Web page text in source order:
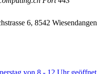
6, 8542 Wiesendangen
von 8 - 12 Uhr geöffnet